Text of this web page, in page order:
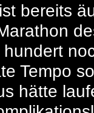
bereits
hundert
Tempo
hätte